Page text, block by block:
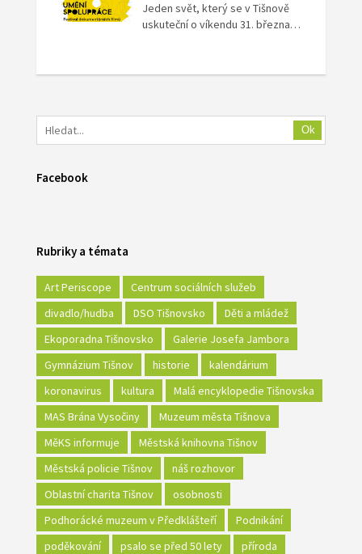
Jeden svět, který se v Tišnově
uskuteční o víkendu 31. března…
Ok
Facebook
Rubriky a témata
Art Periscope
Centrum sociálních služeb
divadlo/hudba
DSO Tišnovsko
Děti a mládež
Ekoporadna Tišnovsko
Galerie Josefa Jambora
Gymnázium Tišnov
historie
kalendárium
koronavirus
kultura
Malá encyklopedie Tišnovska
MAS Brána Vysočiny
Muzeum města Tišnova
MěKS informuje
Městská knihovna Tišnov
Městská policie Tišnov
náš rozhovor
Oblastní charita Tišnov
osobnosti
Podhorácké muzeum v Předklášteří
Podnikání
poděkování
psalo se před 50 lety
příroda